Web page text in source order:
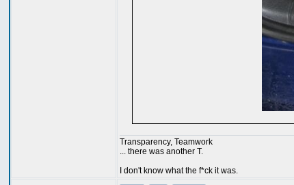
Transparency, Teamwork
... there was another T.
I don't know what the f*ck it was.